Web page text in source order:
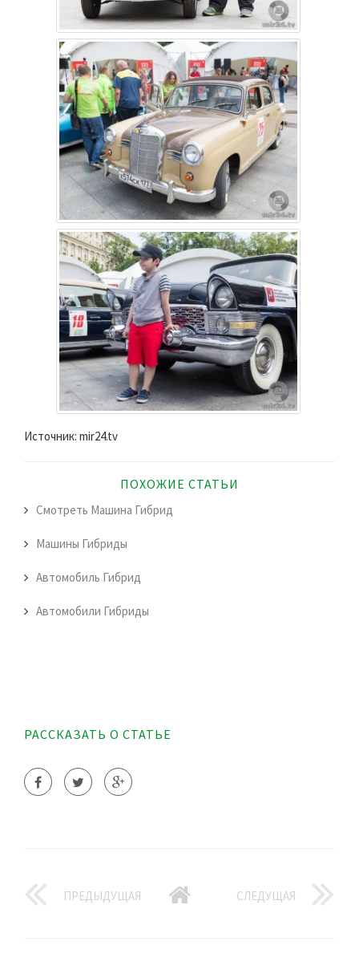
Источник: mir24.tv
ПОХОЖИЕ СТАТЬИ
Смотреть Машина Гибрид
Машины Гибриды
Автомобиль Гибрид
Автомобили Гибриды
РАССКАЗАТЬ О СТАТЬЕ
ПРЕДЫДУЩАЯ СЛЕДУЩАЯ